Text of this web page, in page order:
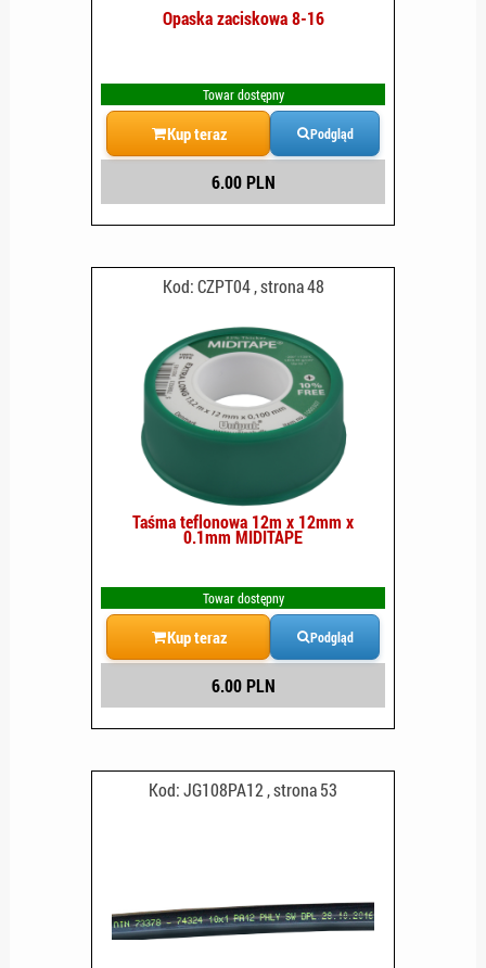
Opaska zaciskowa 8-16
Towar dostępny
Kup teraz Podgląd
6.00 PLN
Kod: CZPT04 , strona 48
Taśma teflonowa 12m x 12mm x
0.1mm MIDITAPE
Towar dostępny
Kup teraz Podgląd
6.00 PLN
Kod: JG108PA12 , strona 53